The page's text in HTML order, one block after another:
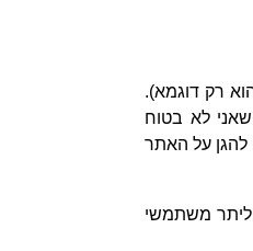
רק דוגמא).
לא בטוח
להגן על האתר
ליתר משתמשי